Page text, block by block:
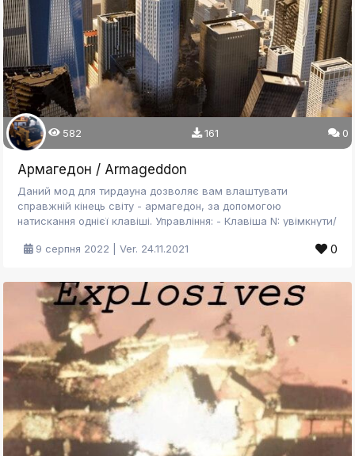
582 161 0
Армагедон / Armageddon
Даний мод для тирдауна дозволяє вам влаштувати
справжній кінець світу - армагедон, за допомогою
натискання однієї клавіші. Управління: - Клавіша N: увімкнути/
меню опцій. Для більш детального огляду дивимось відео.
9 серпня 2022 | Ver. 24.11.2021 0